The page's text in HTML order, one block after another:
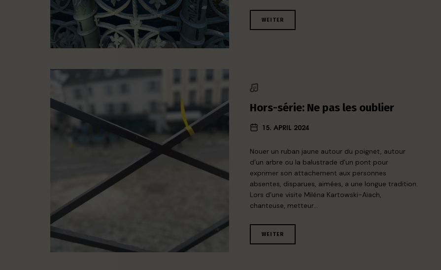
WEITER
Hors-série: Ne pas les oublier
15. APRIL 2024
Nouer un ruban jaune autour du poignet, autour
d’un arbre ou la balustrade d’un pont pour
exprimer son attachement aux personnes
absentes, disparues, aimées, a une longue tradition.
Lors d’une visite Miléna Kartowski-Aïach,
chanteuse, metteur…
WEITER